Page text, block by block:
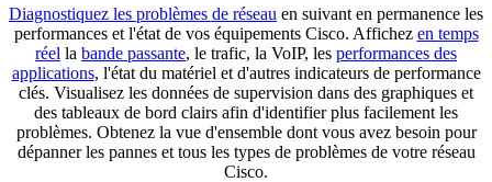
Diagnostiquez les problèmes de réseau en suivant en permanence les
performances et l'état de vos équipements Cisco. Affichez en temps
réel la bande passante, le trafic, la VoIP, les performances des
applications, l'état du matériel et d'autres indicateurs de performance
clés. Visualisez les données de supervision dans des graphiques et
des tableaux de bord clairs afin d'identifier plus facilement les
problèmes. Obtenez la vue d'ensemble dont vous avez besoin pour
dépanner les pannes et tous les types de problèmes de votre réseau
Cisco.